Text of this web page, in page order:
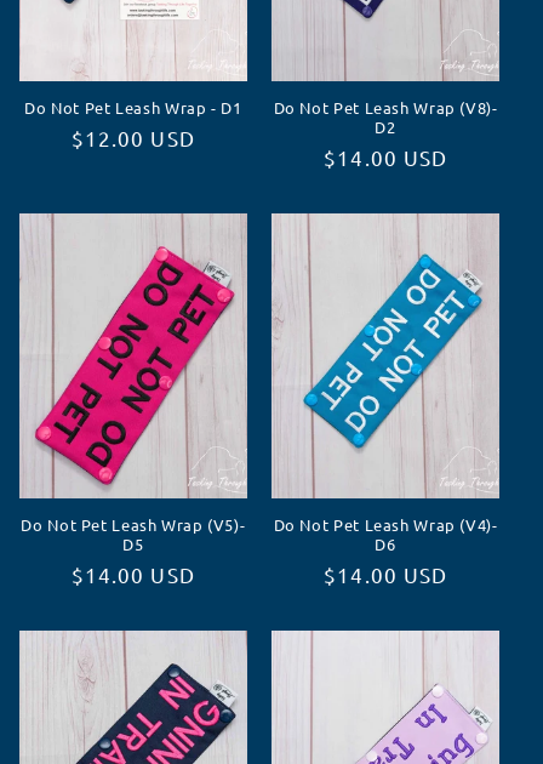
n
:Do Not Pet Leash Wrap - D1
Prix
$12.00 USD
Do Not Pet Leash Wrap (V8)-
D2
Prix
$14.00 USD
Do Not Pet Leash Wrap (V5)-
D5
Prix
$14.00 USD
Do Not Pet Leash Wrap (V4)-
D6
Prix
$14.00 USD